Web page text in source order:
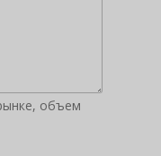
объем